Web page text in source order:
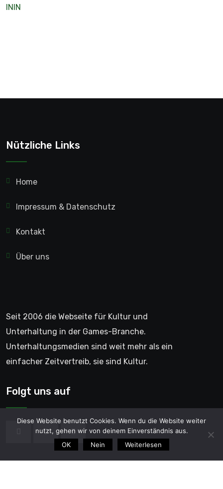
ININ
Nützliche Links
Home
Impressum & Datenschutz
Kontakt
Über uns
Seit 2006 die Webseite für Kultur und
Unterhaltung in der Games-Branche.
Unterhaltungsmedien sind weit mehr als ein
einfacher Zeitvertreib, sie sind Kultur.
Folgt uns auf
Diese Website benutzt Cookies. Wenn du die Website weiter
nutzt, gehen wir von deinem Einverständnis aus.
OK
Nein Weiterlesen